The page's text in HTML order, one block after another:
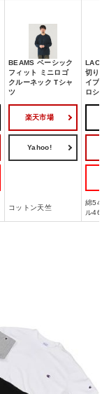
BEAMS ベーシック
フィット ミニロゴ
クルーネック Tシャ
ツ
切り替
イプボ
ロシャ
楽天市場
Yahoo!
コットン天竺
綿54%
ル46%